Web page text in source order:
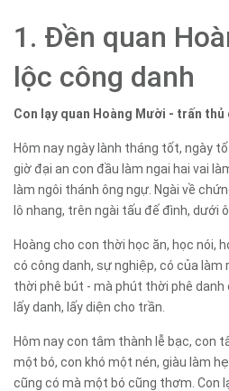
1. Đền quan
lộc công danh
Con lạy quan Hoàng Mười - trấn thủ
Hôm nay ngày lành tháng tốt, ngày
giờ đại an con đầu làm ngai hai vai
làm ngôi thánh ông ngự. Ngài về
lô nhang, trên ngài tấu đế đình, dưới
Hoàng cho con thời học ăn, học nói,
có công danh, sự nghiệp, có của làm
thời phê bút - mà phút thời phê danh
lấy danh, lấy diện cho trần.
Hôm nay con tâm thành lễ bạc, con
một bó, con khó một nén, giàu làm
cũng có mà một bó cũng thơm. Con